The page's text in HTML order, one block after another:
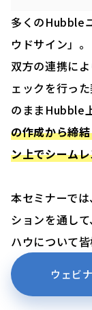
多くのHubble
ウドサイン」。
双方の連携に
ェックを行っ
のままHubble
の作成から締
ン上でシーム
本セミナーで
ションを通し
ハウについて
ウェビ